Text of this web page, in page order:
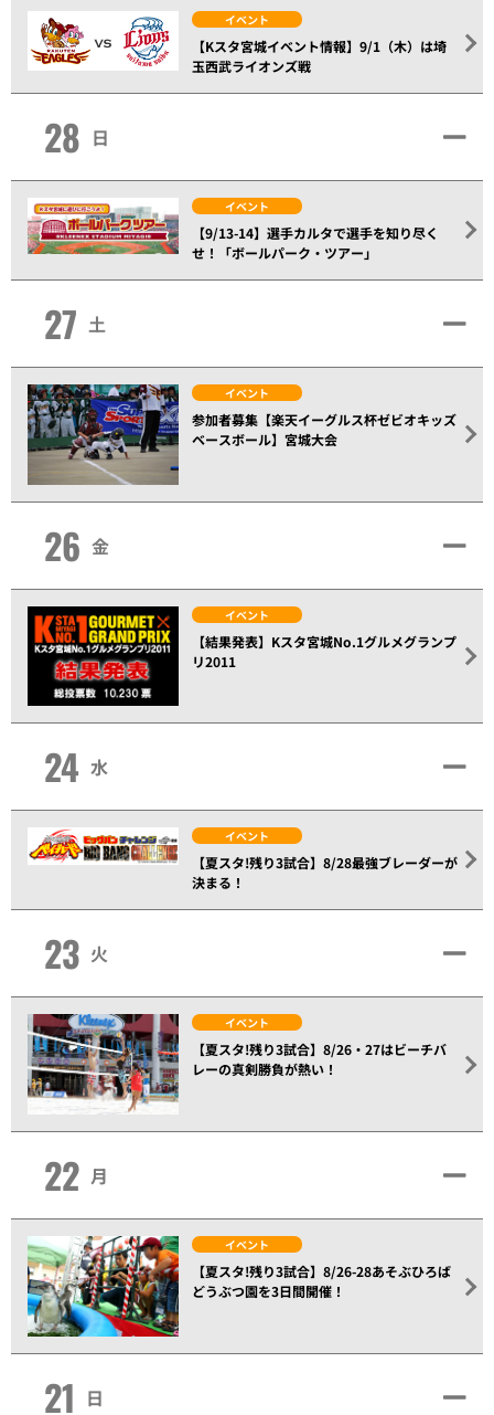
イベント
【Kスタ宮城イベント情報】9/1（木）は埼
玉西武ライオンズ戦
28 日
イベント
【9/13-14】選手カルタで選手を知り尽く
せ！「ボールパーク・ツアー」
27 土
イベント
参加者募集【楽天イーグルス杯ゼビオキッズ
ベースボール】宮城大会
26 金
イベント
【結果発表】Kスタ宮城No.1グルメグランプ
リ2011
24 水
イベント
【夏スタ!残り3試合】8/28最強ブレーダーが
決まる！
23 火
イベント
【夏スタ!残り3試合】8/26・27はビーチバ
レーの真剣勝負が熱い！
22 月
イベント
【夏スタ!残り3試合】8/26-28あそぶひろば
どうぶつ園を3日間開催！
21 日